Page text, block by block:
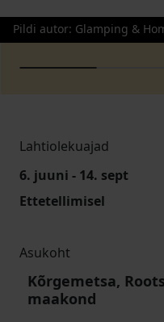
Pildi autor: Glamping &
Lahtiolekuajad
6. juuni - 14. sept
Ettetellimisel
Asukoht
Kõrgemetsa,
maakond